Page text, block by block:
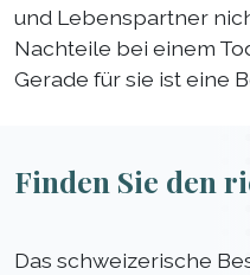
und Lebenspartner
Nachteile bei einem
Gerade für sie ist eine
Finden Sie den
Das schweizerische